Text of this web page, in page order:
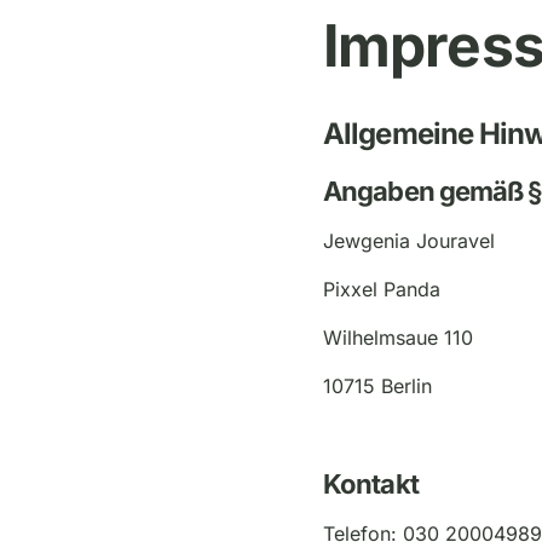
Allgemeine
Angaben gemäß
Jewgenia Jouravel
Pixxel Panda
Wilhelmsaue 110
10715 Berlin
Kontakt
Telefon: 030 20004989